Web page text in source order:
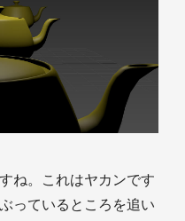
ね。これはヤカンです
っているところを追い